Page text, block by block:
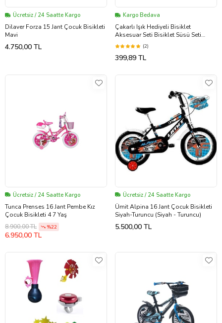
Ücretsiz / 24 Saatte Kargo
Dilaver Forza 15 Jant Çocuk Bisikleti
Mavi
4.750,00 TL
Kargo Bedava
Çakarlı Işık Hediyeli Bisiklet
Aksesuar Seti Bisiklet Süsü Seti
(Renksiz)
(2)
399,89 TL
Ücretsiz / 24 Saatte Kargo
Tunca Prenses 16 Jant Pembe Kız
Çocuk Bisikleti 4 7 Yaş
8.900,00 TL
%22
6.950,00 TL
Ücretsiz / 24 Saatte Kargo
Ümit Alpina 16 Jant Çocuk Bisikleti
Siyah-Turuncu (Siyah - Turuncu)
5.500,00 TL